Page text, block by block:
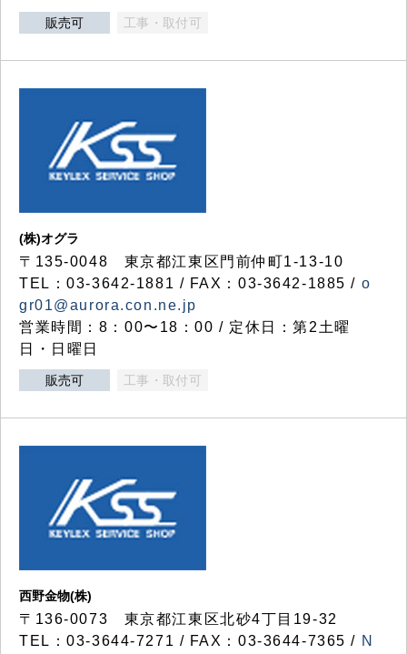
販売可 工事・取付可
(株)オグラ
〒135-0048 東京都江東区門前仲町1-13-10
TEL：03-3642-1881 / FAX：03-3642-1885 / o
gr01@aurora.con.ne.jp
営業時間：8：00〜18：00 / 定休日：第2土曜
日・日曜日
販売可 工事・取付可
西野金物(株)
〒136-0073 東京都江東区北砂4丁目19-32
TEL：03‐3644‐7271 / FAX：03-3644-7365 / N